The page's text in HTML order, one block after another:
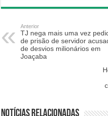
Anterior
TJ nega mais uma vez
de prisão de servidor
de desvios milionários em
Joaçaba